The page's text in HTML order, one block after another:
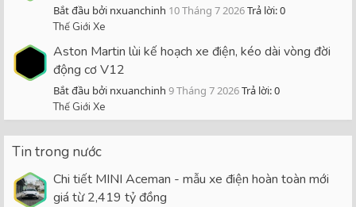
Bắt đầu bởi nxuanchinh 10 Tháng 7 2026Trả lời: 0
Thế Giới Xe
Aston Martin lùi kế hoạch xe điện, kéo dài vòng đời
động cơ V12
Bắt đầu bởi nxuanchinh 9 Tháng 7 2026Trả lời: 0
Thế Giới Xe
Tin trong nước
Chi tiết MINI Aceman - mẫu xe điện hoàn toàn mới
giá từ 2,419 tỷ đồng